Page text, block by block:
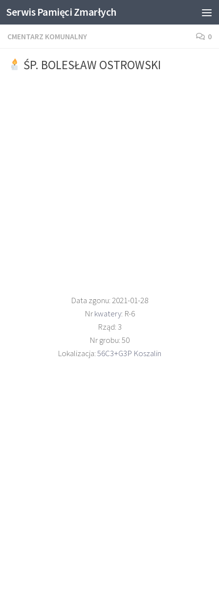
Skip to content
Serwis Pamięci Zmarłych
CMENTARZ KOMUNALNY 0
ŚP. BOLESŁAW OSTROWSKI
Data zgonu: 2021-01-28
Nrkwatery: R-6
Rząd: 3
Nr grobu: 50
Lokalizacja:56C3+G3P Koszalin